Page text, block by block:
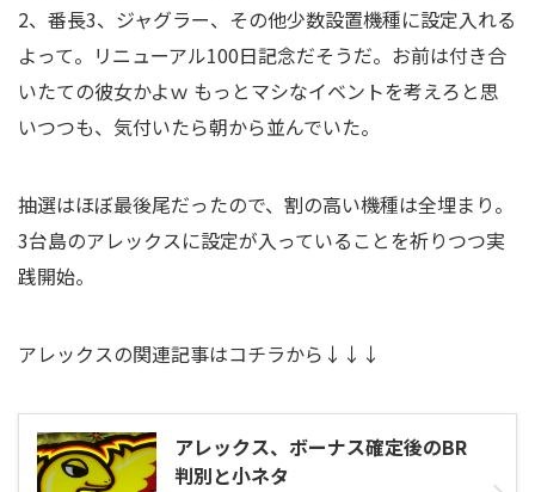
2、番長3、ジャグラー、その他少数設置機種に設定入れる
よって。リニューアル100日記念だそうだ。お前は付き合
いたての彼女かよｗ もっとマシなイベントを考えろと思
いつつも、気付いたら朝から並んでいた。
抽選はほぼ最後尾だったので、割の高い機種は全埋まり。
3台島のアレックスに設定が入っていることを祈りつつ実
践開始。
アレックスの関連記事はコチラから↓↓↓
アレックス、ボーナス確定後のBR
判別と小ネタ